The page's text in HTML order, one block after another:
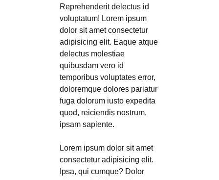
Reprehenderit delectus id
voluptatum! Lorem ipsum
dolor sit amet consectetur
adipisicing elit. Eaque atque
delectus molestiae
quibusdam vero id
temporibus voluptates error,
doloremque dolores pariatur
fuga dolorum iusto expedita
quod, reiciendis nostrum,
ipsam sapiente.
Lorem ipsum dolor sit amet
consectetur adipisicing elit.
Ipsa, qui cumque? Dolor